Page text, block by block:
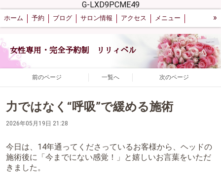
G-LXD9PCME49
ホーム 予約 ブログ サロン情報 アクセス メニュー »
女性専用・完全予約制 リリィベル
前のページ 一覧へ 次のページ
力ではなく“呼吸”で緩める施術
2026年05月19日 21:28
今日は、14年通ってくださっているお客様から、ヘッドの
施術後に「今までにない感覚！」と嬉しいお言葉をいただ
きました。